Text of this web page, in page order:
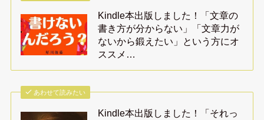
Kindle本出版しました！「文章の
書き方が分からない」「文章力が
ないから鍛えたい」という方にオ
ススメ…
あわせて読みたい
Kindle本出版しました！「それっ